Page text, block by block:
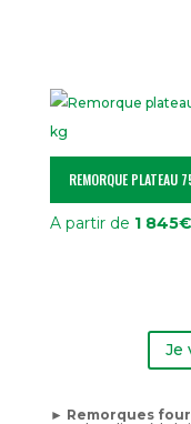
REMORQUE PLATEAU
A partir de 1 845€
Je
► Remorques